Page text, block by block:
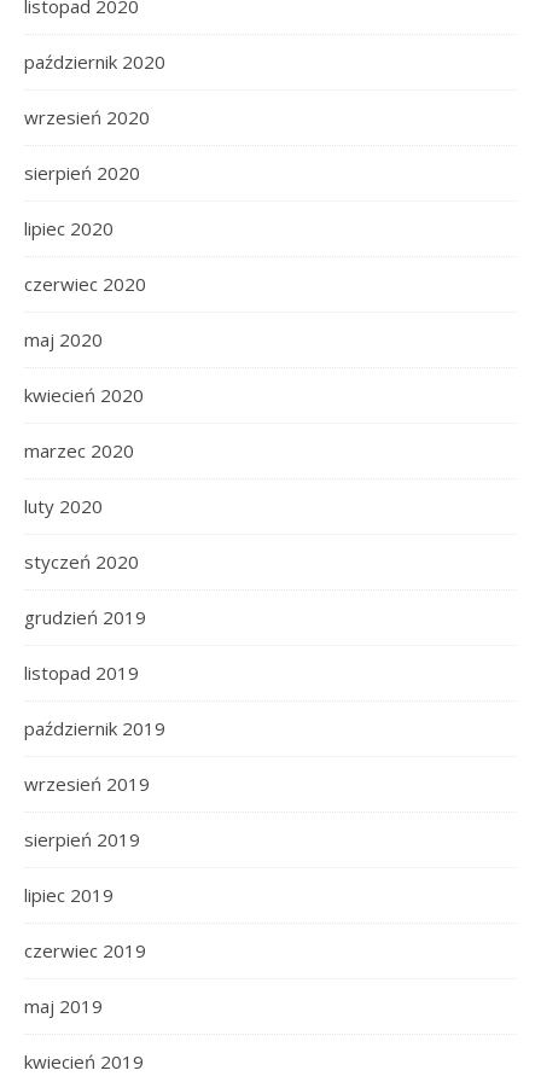
listopad 2020
październik 2020
wrzesień 2020
sierpień 2020
lipiec 2020
czerwiec 2020
maj 2020
kwiecień 2020
marzec 2020
luty 2020
styczeń 2020
grudzień 2019
listopad 2019
październik 2019
wrzesień 2019
sierpień 2019
lipiec 2019
czerwiec 2019
maj 2019
kwiecień 2019